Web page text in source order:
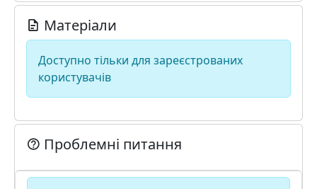
Матеріали
Доступно тільки для зареєстрованих
користувачів
Проблемні питання